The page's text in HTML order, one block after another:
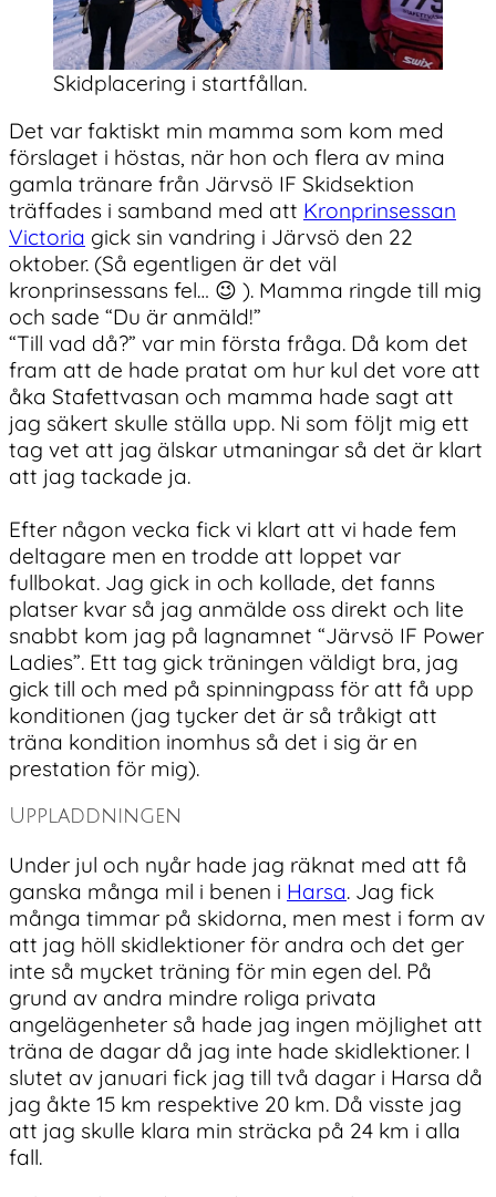
Skidplacering i startfållan.
Det var faktiskt min mamma som kom med
förslaget i höstas, när hon och flera av mina
gamla tränare från Järvsö IF Skidsektion
träffades i samband med att Kronprinsessan
Victoria gick sin vandring i Järvsö den 22
oktober. (Så egentligen är det väl
kronprinsessans fel… 😉 ). Mamma ringde till mig
och sade “Du är anmäld!”
“Till vad då?” var min första fråga. Då kom det
fram att de hade pratat om hur kul det vore att
åka Stafettvasan och mamma hade sagt att
jag säkert skulle ställa upp. Ni som följt mig ett
tag vet att jag älskar utmaningar så det är klart
att jag tackade ja.
Efter någon vecka fick vi klart att vi hade fem
deltagare men en trodde att loppet var
fullbokat. Jag gick in och kollade, det fanns
platser kvar så jag anmälde oss direkt och lite
snabbt kom jag på lagnamnet “Järvsö IF Power
Ladies”. Ett tag gick träningen väldigt bra, jag
gick till och med på spinningpass för att få upp
konditionen (jag tycker det är så tråkigt att
träna kondition inomhus så det i sig är en
prestation för mig).
Uppladdningen
Under jul och nyår hade jag räknat med att få
ganska många mil i benen i Harsa. Jag fick
många timmar på skidorna, men mest i form av
att jag höll skidlektioner för andra och det ger
inte så mycket träning för min egen del. På
grund av andra mindre roliga privata
angelägenheter så hade jag ingen möjlighet att
träna de dagar då jag inte hade skidlektioner. I
slutet av januari fick jag till två dagar i Harsa då
jag åkte 15 km respektive 20 km. Då visste jag
att jag skulle klara min sträcka på 24 km i alla
fall.